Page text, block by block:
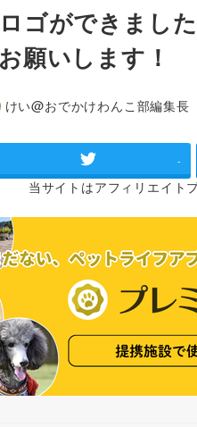
ゴができまし
願いします！
けい@おでかけわんこ部編集長
-
当サイトはアフィリエイト